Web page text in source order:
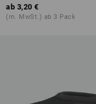
ab 3,20 €
(m. MwSt.) ab 3 Pack